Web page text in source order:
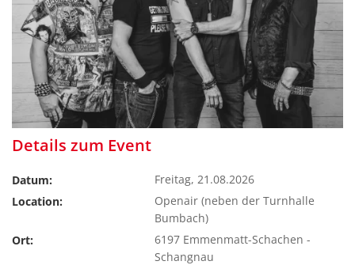
Details zum Event
Datum:
Freitag, 21.08.2026
Location:
Openair (neben der Turnhalle
Bumbach)
Ort:
6197 Emmenmatt-Schachen -
Schangnau